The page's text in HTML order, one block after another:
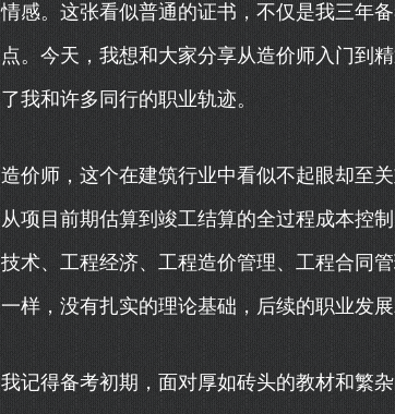
情感。这张看似普通的证书，不仅是我三年
点。今天，我想和大家分享从造价师入门到
了我和许多同行的职业轨迹。
造价师，这个在建筑行业中看似不起眼却至
从项目前期估算到竣工结算的全过程成本控
技术、工程经济、工程造价管理、工程合同
一样，没有扎实的理论基础，后续的职业发展
我记得备考初期，面对厚如砖头的教材和繁